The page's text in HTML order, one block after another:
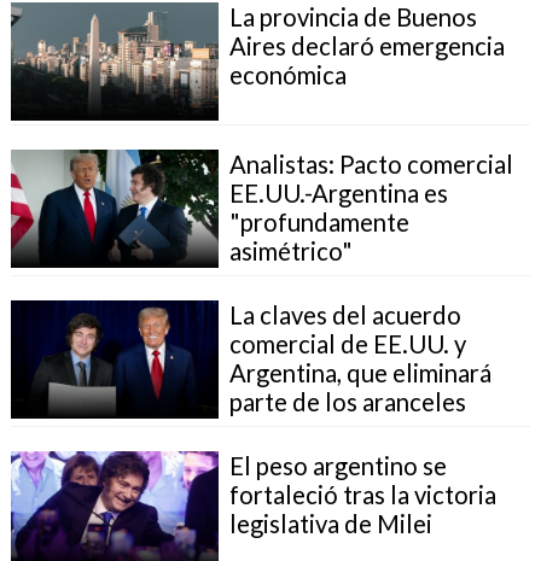
La provincia de Buenos
Aires declaró emergencia
económica
Analistas: Pacto comercial
EE.UU.-Argentina es
"profundamente
asimétrico"
La claves del acuerdo
comercial de EE.UU. y
Argentina, que eliminará
parte de los aranceles
El peso argentino se
fortaleció tras la victoria
legislativa de Milei